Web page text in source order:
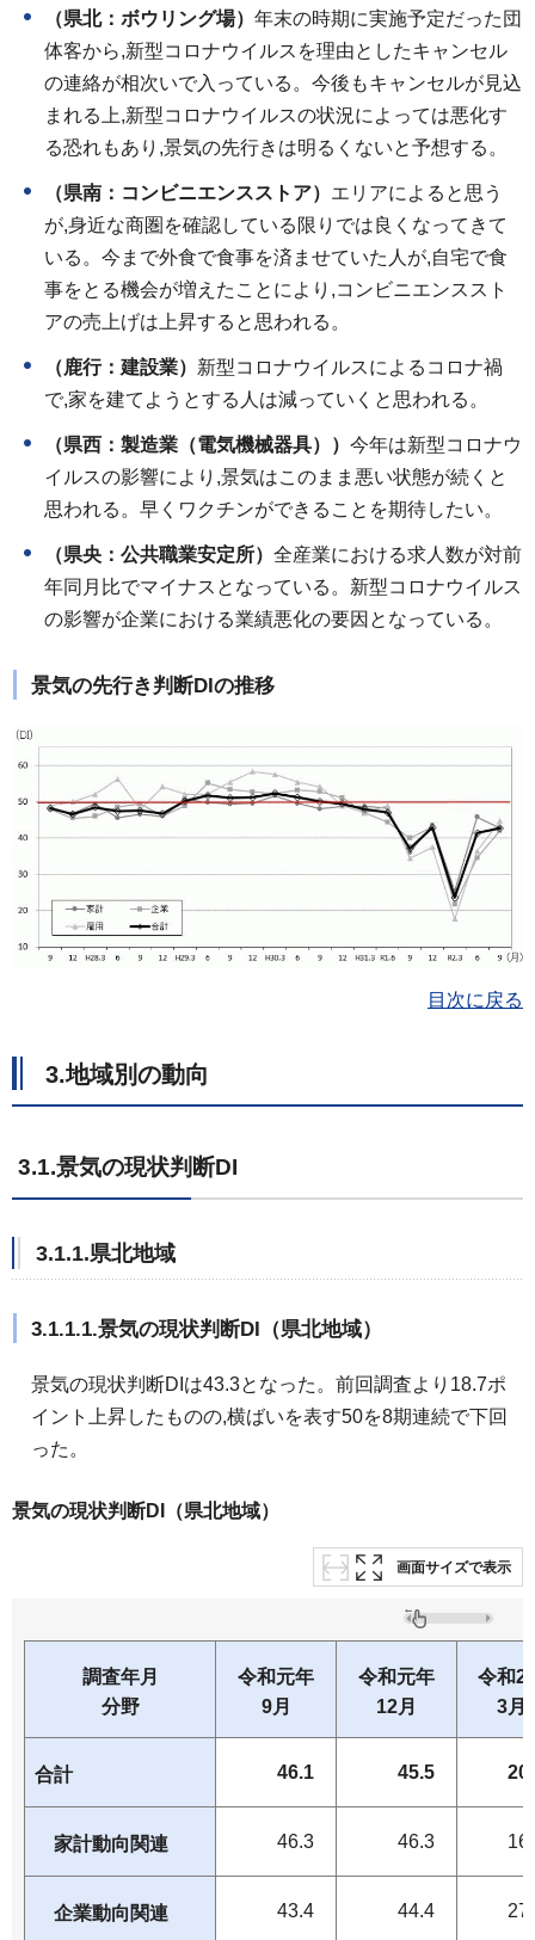
（県北：ボウリング場） 年末の時期に実施予定だった団
体客から,新型コロナウイルスを理由としたキャンセル
の連絡が相次いで入っている。今後もキャンセルが見込
まれる上,新型コロナウイルスの状況によっては悪化す
る恐れもあり,景気の先行きは明るくないと予想する。
（県南：コンビニエンスストア） エリアによると思う
が,身近な商圏を確認している限りでは良くなってきて
いる。今まで外食で食事を済ませていた人が,自宅で食
事をとる機会が増えたことにより,コンビニエンススト
アの売上げは上昇すると思われる。
（鹿行：建設業） 新型コロナウイルスによるコロナ禍
で,家を建てようとする人は減っていくと思われる。
（県西：製造業（電気機械器具）） 今年は新型コロナウ
イルスの影響により,景気はこのまま悪い状態が続くと
思われる。早くワクチンができることを期待したい。
（県央：公共職業安定所） 全産業における求人数が対前
年同月比でマイナスとなっている。新型コロナウイルス
の影響が企業における業績悪化の要因となっている。
景気の先行き判断DIの推移
目次に戻る
3.地域別の動向
3.1.景気の現状判断DI
3.1.1.県北地域
3.1.1.1.景気の現状判断DI（県北地域）
景気の現状判断DIは43.3となった。前回調査より18.7ポ
イント上昇したものの,横ばいを表す50を8期連続で下回
った。
景気の現状判断DI（県北地域）
画面サイズで表示
調査年月
分野
令和元年
9月
令和元年
12月
令和2
3月
合計 46.1 45.5
家計動向関連 46.3 46.3
企業動向関連 43.4 44.4